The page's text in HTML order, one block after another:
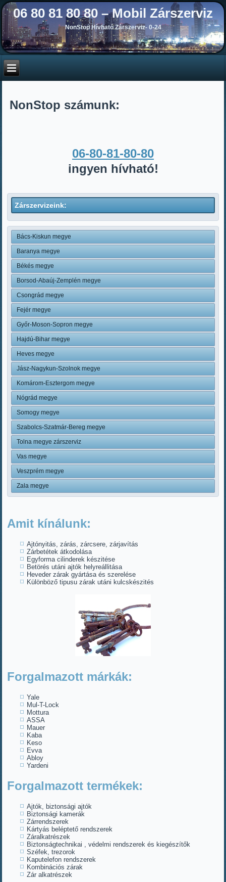
06 80 81 80 80 – Mobil Zárszerviz
NonStop Hívható Zárszerviz- 0-24
NonStop számunk:
06-80-81-80-80
ingyen hívható!
Zárszervizeink:
Bács-Kiskun megye
Baranya megye
Békés megye
Borsod-Abaúj-Zemplén megye
Csongrád megye
Fejér megye
Győr-Moson-Sopron megye
Hajdú-Bihar megye
Heves megye
Jász-Nagykun-Szolnok megye
Komárom-Esztergom megye
Nógrád megye
Somogy megye
Szabolcs-Szatmár-Bereg megye
Tolna megye zárszerviz
Vas megye
Veszprém megye
Zala megye
Amit kínálunk:
Ajtónyitás, zárás, zárcsere, zárjavítás
Zárbetétek átkodolása
Egyforma cilinderek készitése
Betörés utáni ajtók helyreállitása
Heveder zárak gyártása és szerelése
Különböző tipusu zárak utáni kulcskészités
Forgalmazott márkák:
Yale
Mul-T-Lock
Mottura
ASSA
Mauer
Kaba
Keso
Evva
Abloy
Yardeni
Forgalmazott termékek:
Ajtók, biztonsági ajtók
Biztonsági kamerák
Zárrendszerek
Kártyás beléptető rendszerek
Záralkatrészek
Biztonságtechnikai , védelmi rendszerek és kiegészítők
Széfek, trezorok
Kaputelefon rendszerek
Kombinációs zárak
Zár alkatrészek